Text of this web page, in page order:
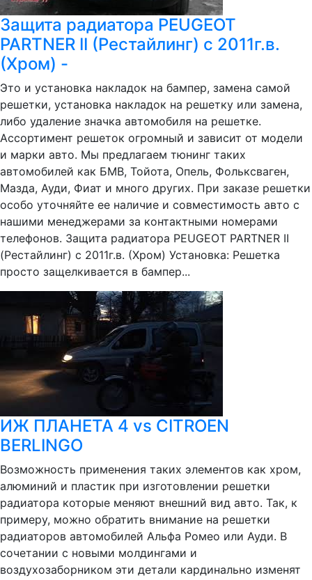
Защита радиатора PEUGEOT
PARTNER II (Рестайлинг) с 2011г.в.
(Хром) -
Это и установка накладок на бампер, замена самой
решетки, установка накладок на решетку или замена,
либо удаление значка автомобиля на решетке.
Ассортимент решеток огромный и зависит от модели
и марки авто. Мы предлагаем тюнинг таких
автомобилей как БМВ, Тойота, Опель, Фольксваген,
Мазда, Ауди, Фиат и много других. При заказе решетки
особо уточняйте ее наличие и совместимость авто с
нашими менеджерами за контактными номерами
телефонов. Защита радиатора PEUGEOT PARTNER II
(Рестайлинг) с 2011г.в. (Хром) Установка: Решетка
просто защелкивается в бампер...
ИЖ ПЛАНЕТА 4 vs CITROEN
BERLINGO
Возможность применения таких элементов как хром,
алюминий и пластик при изготовлении решетки
радиатора которые меняют внешний вид авто. Так, к
примеру, можно обратить внимание на решетки
радиаторов автомобилей Альфа Ромео или Ауди. В
сочетании с новыми молдингами и
воздухозаборником эти детали кардинально изменят